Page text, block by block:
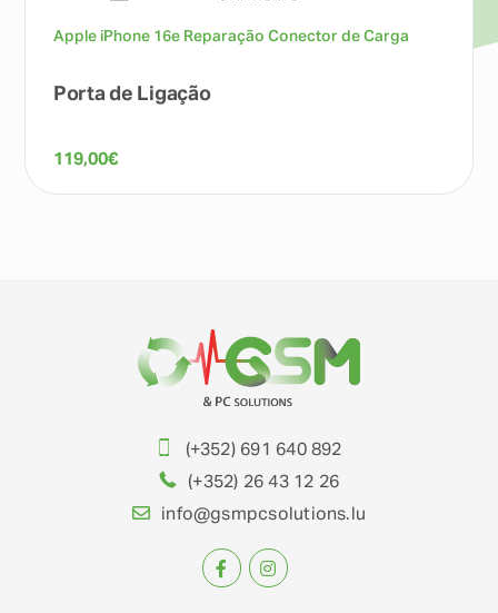
Apple iPhone 16e Reparação Conector de Carga
Porta de Ligação
119,00€
(+352) 691 640 892
(+352) 26 43 12 26
info@gsmpcsolutions.lu